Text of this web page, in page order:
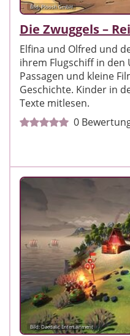
Bild: Ploosh GmbH
Die Zwuggels –
Elfina und Olfred und
ihrem Flugschiff in den
Passagen und kleine
Geschichte. Kinder in
Texte mitlesen.
0
Bild: Daedalic Entertainment